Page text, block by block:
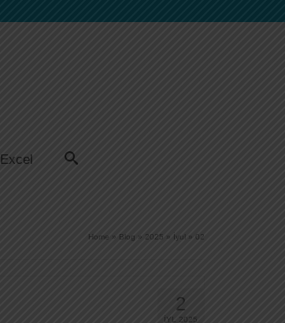
Excel
Home » Blog » 2025 » İyul » 02
2
İYL 2025